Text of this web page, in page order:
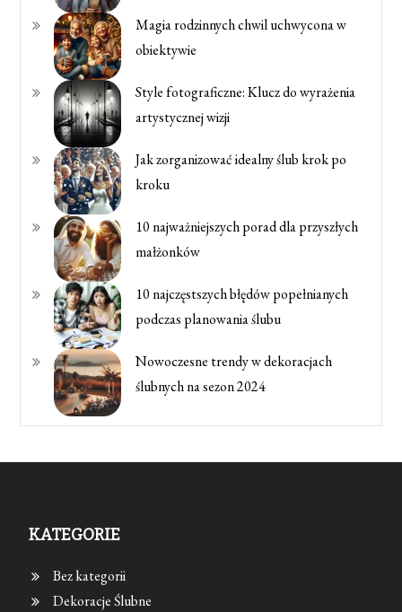
Magia rodzinnych chwil uchwycona w
obiektywie
Style fotograficzne: Klucz do wyrażenia
artystycznej wizji
Jak zorganizować idealny ślub krok po
kroku
10 najważniejszych porad dla przyszłych
małżonków
10 najczęstszych błędów popełnianych
podczas planowania ślubu
Nowoczesne trendy w dekoracjach
ślubnych na sezon 2024
KATEGORIE
Bez kategorii
Dekoracje Ślubne